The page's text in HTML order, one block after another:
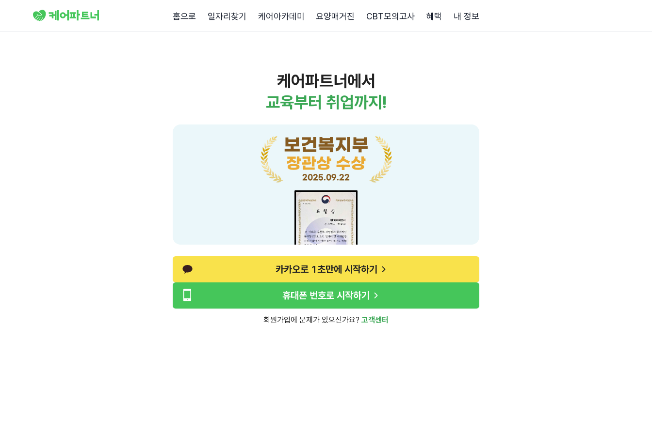
홈으로 일자리찾기 케어아카데미 요양매거진 CBT모의고사 혜택 내 정보
케어파트너에서
교육부터 취업까지!
보건복지부
장관상 수상
2025.09.22
카카오로 1초만에 시작하기
휴대폰 번호로 시작하기
회원가입에 문제가 있으신가요? 고객센터